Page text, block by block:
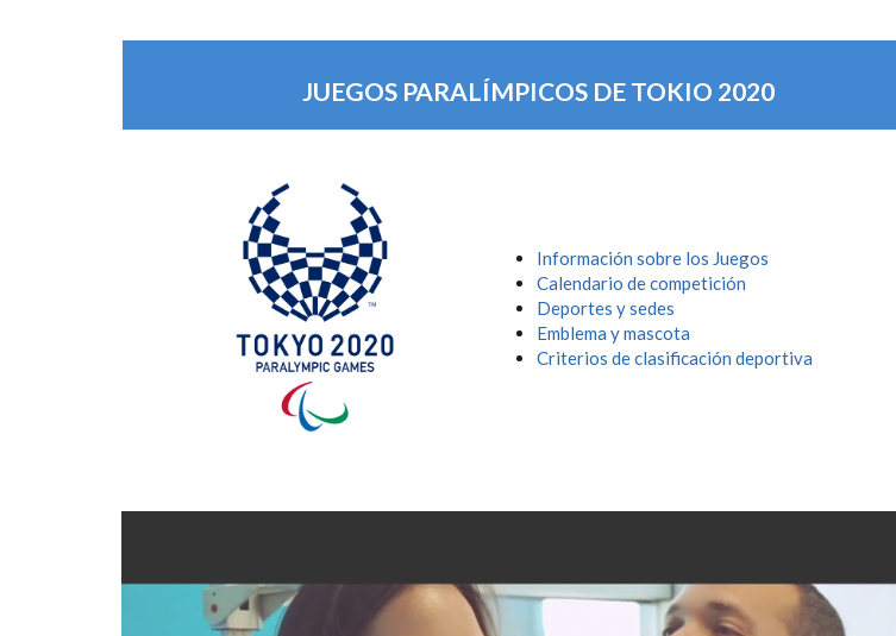
LA
NAVEGACIÓNJUEGOS PARALÍMPICOS DE TOKIO 2020
Información sobre los Juegos
Calendario de competición
Deportes y sedes
Emblema y mascota
Criterios de clasificación deportiva